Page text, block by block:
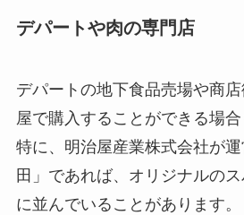
デパートや肉の専門店
デパートの地下食品売場や商
屋で購入することができる場合
特に、明治屋産業株式会社が
田」であれば、オリジナルの
に並んでいることがあります。